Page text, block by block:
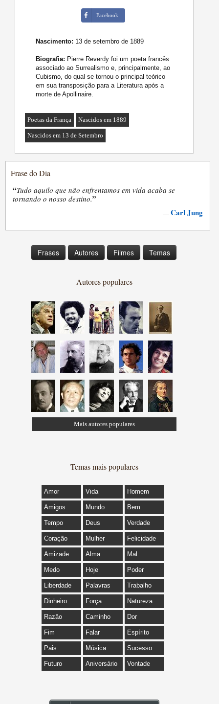
Facebook
Nascimento: 13 de setembro de 1889
Biografia: Pierre Reverdy foi um poeta francês
associado ao Surrealismo e, principalmente, ao
Cubismo, do qual se tornou o principal teórico
em sua transposição para a Literatura após a
morte de Apollinaire.
Poetas da França Nascidos em 1889
Nascidos em 13 de Setembro
Frase do Dia
“Tudo aquilo que não enfrentamos em vida acaba se
tornando o nosso destino.”
—Carl Jung
Frases Autores Filmes Temas
Autores populares
Mais autores populares
Temas mais populares
Amor Vida Homem
Amigos Mundo Bem
Tempo Deus Verdade
Coração Mulher Felicidade
Amizade Alma Mal
Medo Hoje Poder
Liberdade Palavras Trabalho
Dinheiro Força Natureza
Razão Caminho Dor
Fim Falar Espírito
Pais Música Sucesso
Futuro Aniversário Vontade